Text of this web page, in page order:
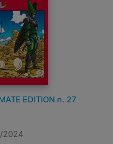
EDITION n. 27
2024